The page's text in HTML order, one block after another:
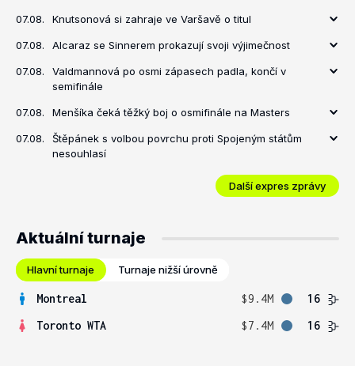
07.08. Knutsonová si zahraje ve Varšavě o titul
07.08. Alcaraz se Sinnerem prokazují svoji výjimečnost
07.08.
Valdmannová po osmi zápasech padla, končí v
semifinále
07.08. Menšíka čeká těžký boj o osmifinále na Masters
07.08.
Štěpánek s volbou povrchu proti Spojeným státům
nesouhlasí
Další expres zprávy
Aktuální turnaje
Hlavní turnaje Turnaje nižší úrovně
Montreal $9.4M
16
Toronto WTA
$7.4M 16